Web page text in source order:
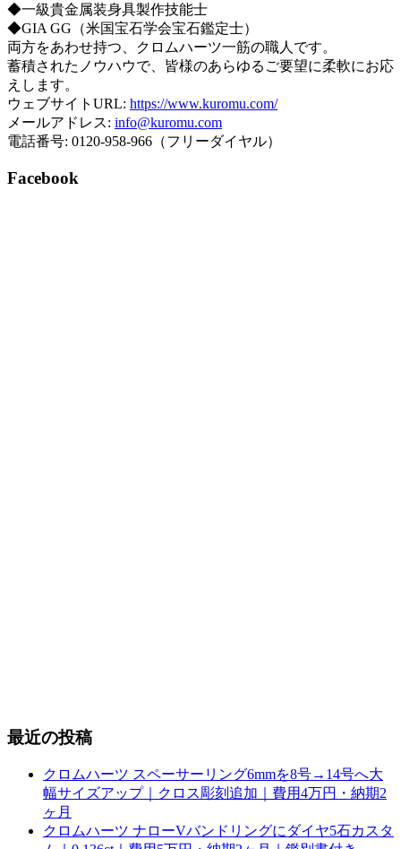
◆一級貴金属装身具製作技能士
◆GIA GG（米国宝石学会宝石鑑定士）
両方をあわせ持つ、クロムハーツ一筋の職人です。
蓄積されたノウハウで、皆様のあらゆるご要望に柔軟にお応
えします。
ウェブサイトURL: https://www.kuromu.com/
メールアドレス: info@kuromu.com
電話番号: 0120-958-966（フリーダイヤル）
Facebook
最近の投稿
クロムハーツ スペーサーリング6mmを8号→14号へ大
幅サイズアップ｜クロス彫刻追加｜費用4万円・納期2
ヶ月
クロムハーツ ナローVバンドリングにダイヤ5石カスタ